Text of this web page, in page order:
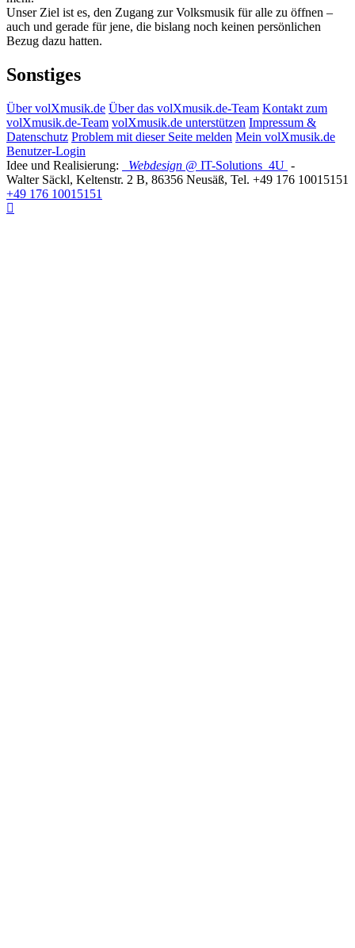
Unser Ziel ist es, den Zugang zur Volksmusik für alle zu öffnen –
auch und gerade für jene, die bislang noch keinen persönlichen
Bezug dazu hatten.
Sonstiges
Über volXmusik.de Über das volXmusik.de-Team Kontakt zum
volXmusik.de-Team volXmusik.de unterstützen Impressum &
Datenschutz Problem mit dieser Seite melden Mein volXmusik.de
Benutzer-Login
Idee und Realisierung:
Webdesign @ IT-Solutions 4U -
Walter Säckl, Keltenstr. 2 B, 86356 Neusäß, Tel. +49 176 10015151
+49 176 10015151